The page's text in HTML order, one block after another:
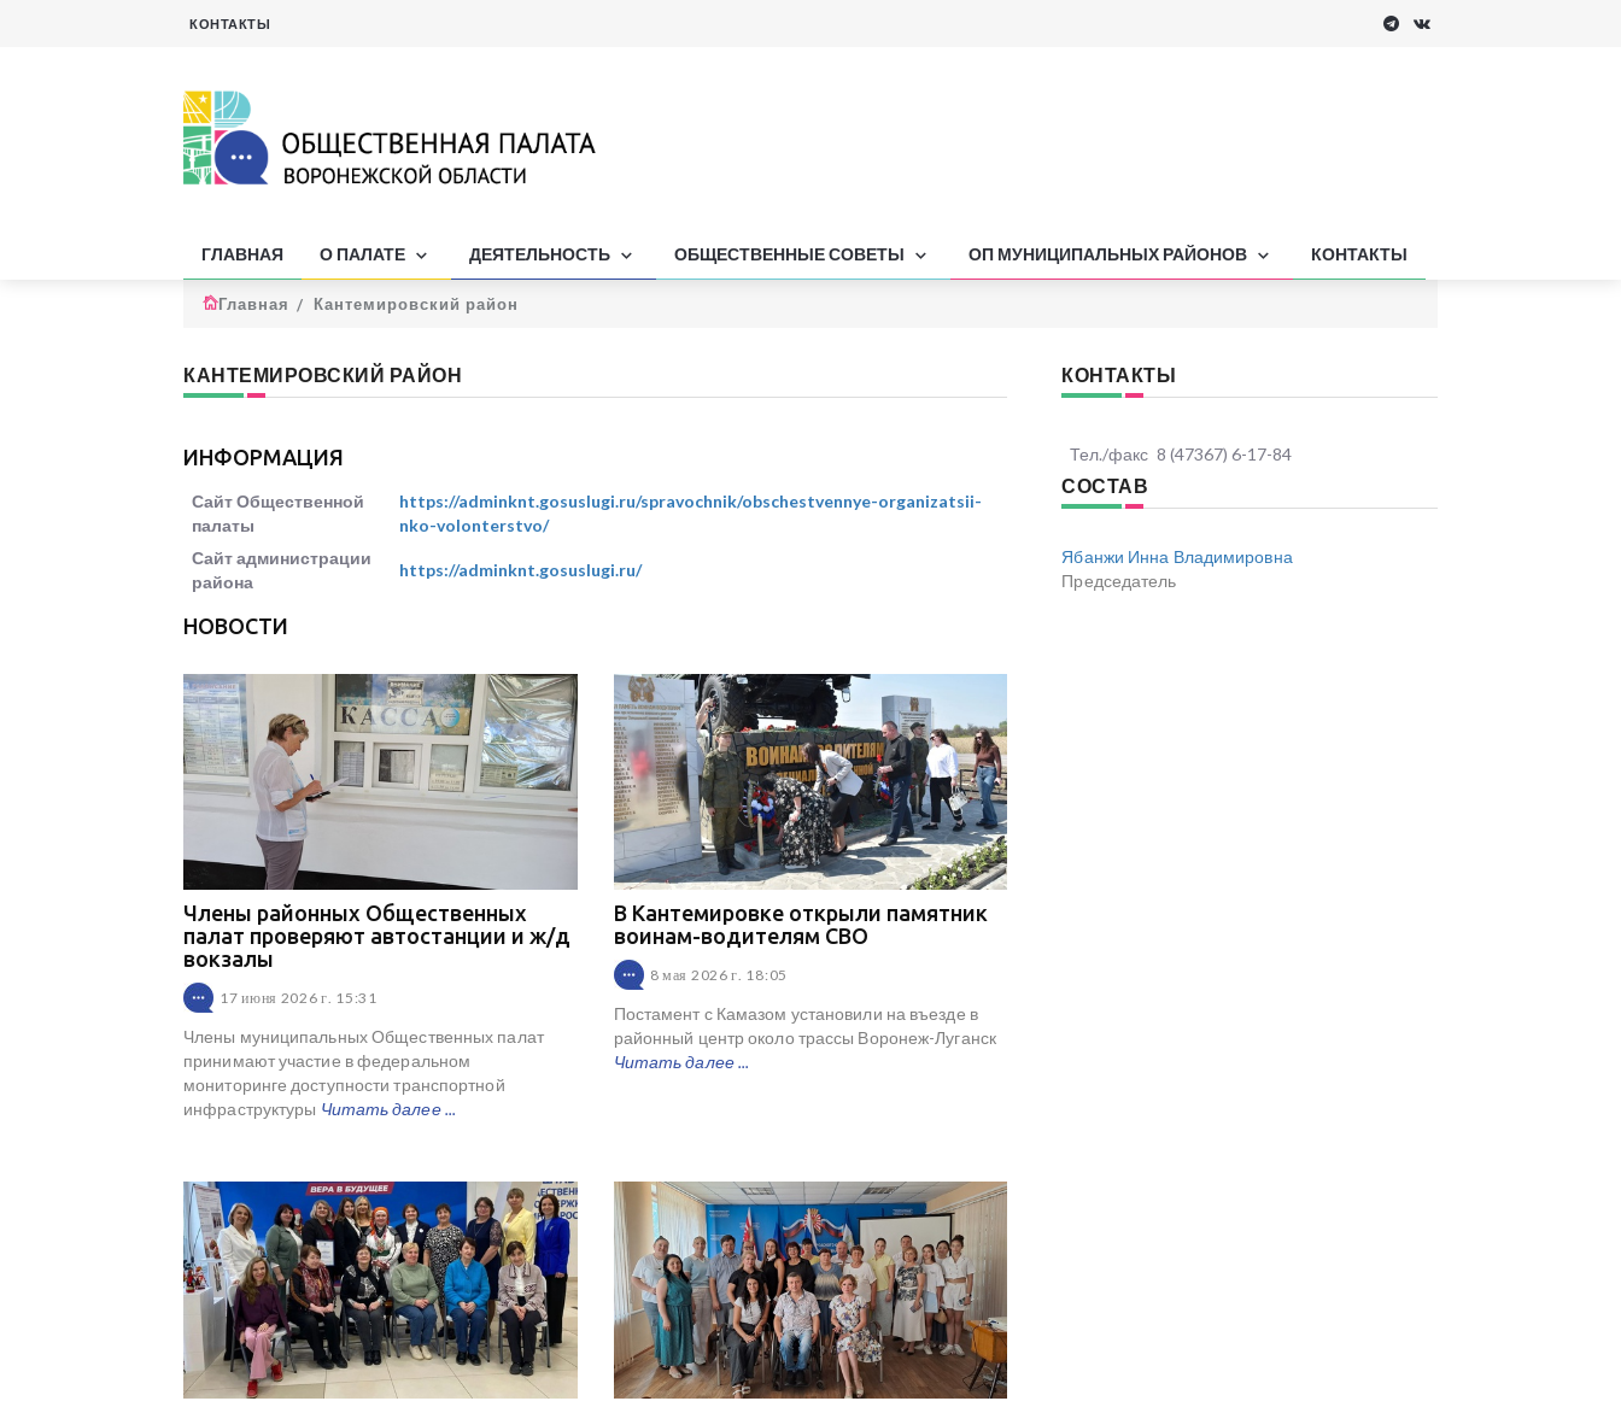
КОНТАКТЫ
ГЛАВНАЯ О ПАЛАТЕ ДЕЯТЕЛЬНОСТЬ ОБЩЕСТВЕННЫЕ СОВЕТЫ ОП МУНИЦИПАЛЬНЫХ РАЙОНОВ КОНТАКТЫ
Главная Кантемировский район
КАНТЕМИРОВСКИЙ РАЙОН
ИНФОРМАЦИЯ
Сайт Общественной
палаты
https://adminknt.gosuslugi.ru/spravochnik/obschestvennye-organizatsii-
nko-volonterstvo/
Сайт администрации
района
https://adminknt.gosuslugi.ru/
НОВОСТИ
Члены районных Общественных
палат проверяют автостанции и ж/д
вокзалы
17 июня 2026 г. 15:31
Члены муниципальных Общественных палат
принимают участие в федеральном
мониторинге доступности транспортной
инфраструктуры Читать далее ...
В Кантемировке открыли памятник
воинам-водителям СВО
8 мая 2026 г. 18:05
Постамент с Камазом установили на въезде в
районный центр около трассы Воронеж-Луганск
Читать далее ...
КОНТАКТЫ
Тел./факс 8 (47367) 6-17-84
СОСТАВ
Ябанжи Инна Владимировна
Председатель